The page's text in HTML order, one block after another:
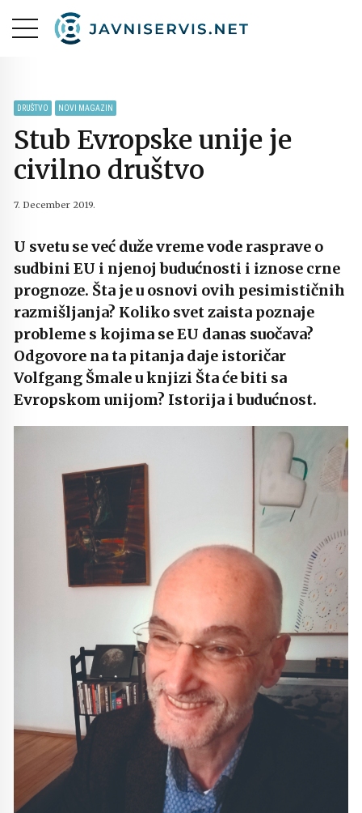
DRUŠTVO NOVI MAGAZIN
Stub Evropske unije je
civilno društvo
7. December 2019.
U svetu se već duže vreme vode rasprave o
sudbini EU i njenoj budućnosti i iznose crne
prognoze. Šta je u osnovi ovih pesimističnih
razmišljanja? Koliko svet zaista poznaje
probleme s kojima se EU danas suočava?
Odgovore na ta pitanja daje istoričar
Volfgang Šmale u knjizi Šta će biti sa
Evropskom unijom? Istorija i budućnost.